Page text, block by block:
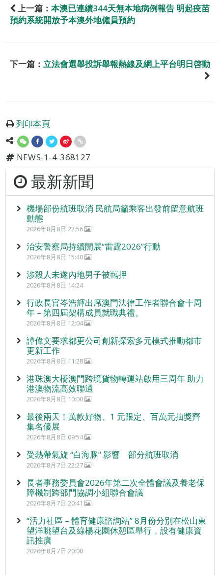
上一篇： 本澳已連續344天無本地病例報告 明起疫苗
預約系統開放予本澳外地僱員預約
下一篇： 立法會選舉投訴舉報熱線及網上平台明日啓動
列印本頁
NEWS-1-4-368127
最新新聞
機場部份航班取消 民航局籲乘客出發前留意航班
動態
2026年8月8日 22:56
治安警察局持續開展“雷霆2026”行動
2026年8月8日 15:40
涉殺人未遂內地男子被羈押
2026年8月8日 14:24
行政長官岑浩輝出席澳門法律工作者聯合會十周
年 – 第四屆架構成員就職典禮。
2026年8月8日 12:04
譚偉文要求都更公司創新探索多元模式推動都市
更新工作
2026年8月8日 11:28
港珠澳大橋澳門跨境貨物轉運站啟用三周年 助力
港澳物流高效聯通
2026年8月8日 10:00
最後兩天！萬款好物、1 元限定、百萬元抽獎齊
集名優展
2026年8月8日 09:54
受熱帶氣旋 “白海豚” 影響 部分航班取消
2026年8月7日 22:27
長者事務委員會2026年第二次全體會議及養老保
障機制跨部門協調小組聯合會議
2026年8月7日 20:41
“活力社區 – 體育健康諮詢站” 8月份分別在松山東
望洋眺望台及綠楊花園休憩區舉行，設有健康資
訊推廣
2026年8月7日 20:00